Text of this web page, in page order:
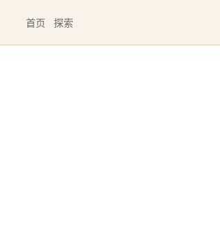
首页 探索